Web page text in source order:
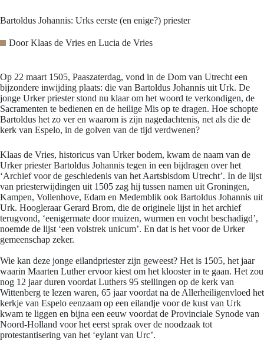
Bartoldus Johannis: Urks eerste (en enige?) priester
DoorKlaas de Vries en Lucia de Vries
Op 22 maart 1505, Paaszaterdag, vond in de Dom van Utrecht een
bijzondere inwijding plaats: die van Bartoldus Johannis uit Urk. De
jonge Urker priester stond nu klaar om het woord te verkondigen, de
Sacramenten te bedienen en de heilige Mis op te dragen. Hoe schopte
Bartoldus het zo ver en waarom is zijn nagedachtenis, net als die de
kerk van Espelo, in de golven van de tijd verdwenen?
Klaas de Vries, historicus van Urker bodem, kwam de naam van de
Urker priester Bartoldus Johannis tegen in een bijdragen over het
‘Archief voor de geschiedenis van het Aartsbisdom Utrecht’. In de lijst
van priesterwijdingen uit 1505 zag hij tussen namen uit Groningen,
Kampen, Vollenhove, Edam en Medemblik ook Bartoldus Johannis uit
Urk. Hoogleraar Gerard Brom, die de originele lijst in het archief
terugvond, ‘eenigermate door muizen, wurmen en vocht beschadigd’,
noemde de lijst ‘een volstrek unicum’. En dat is het voor de Urker
gemeenschap zeker.
Wie kan deze jonge eilandpriester zijn geweest? Het is 1505, het jaar
waarin Maarten Luther ervoor kiest om het klooster in te gaan. Het zou
nog 12 jaar duren voordat Luthers 95 stellingen op de kerk van
Wittenberg te lezen waren, 65 jaar voordat na de Allerheiligenvloed het
kerkje van Espelo eenzaam op een eilandje voor de kust van Urk
kwam te liggen en bijna een eeuw voordat de Provinciale Synode van
Noord-Holland voor het eerst sprak over de noodzaak tot
protestantisering van het ‘eylant van Urc’.